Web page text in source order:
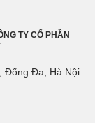
TY CỔ PHẦN
Đống Đa, Hà Nội